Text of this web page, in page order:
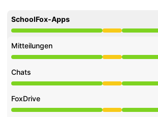
SchoolFox-Apps
Beeinträchtigte Leistung aus 10:38
Mitteilungen
Beeinträchtigte Leistung aus 10:38
Chats
Beeinträchtigte Leistung aus 10:38
FoxDrive
Beeinträchtigte Leistung aus 10:38